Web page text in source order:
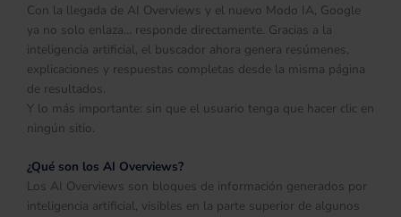
Con la llegada de AI Overviews y el nuevo Modo IA, Google
ya no solo enlaza… responde directamente. Gracias a la
inteligencia artificial, el buscador ahora genera resúmenes,
explicaciones y respuestas completas desde la misma página
de resultados.
Y lo más importante: sin que el usuario tenga que hacer clic en
ningún sitio.
¿Qué son los AI Overviews?
Los AI Overviews son bloques de información generados por
inteligencia artificial, visibles en la parte superior de algunos